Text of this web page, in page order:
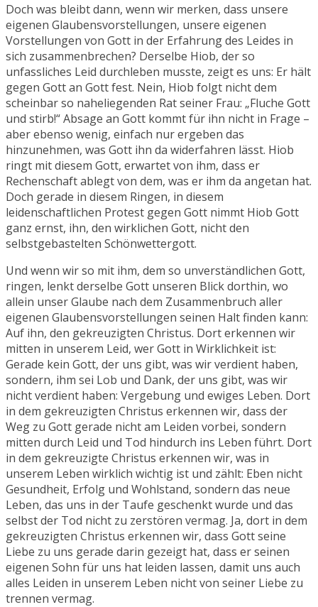
Doch was bleibt dann, wenn wir merken, dass unsere
eigenen Glaubensvorstellungen, unsere eigenen
Vorstellungen von Gott in der Erfahrung des Leides in
sich zusammenbrechen? Derselbe Hiob, der so
unfassliches Leid durchleben musste, zeigt es uns: Er hält
gegen Gott an Gott fest. Nein, Hiob folgt nicht dem
scheinbar so naheliegenden Rat seiner Frau: „Fluche Gott
und stirb!“ Absage an Gott kommt für ihn nicht in Frage –
aber ebenso wenig, einfach nur ergeben das
hinzunehmen, was Gott ihn da widerfahren lässt. Hiob
ringt mit diesem Gott, erwartet von ihm, dass er
Rechenschaft ablegt von dem, was er ihm da angetan hat.
Doch gerade in diesem Ringen, in diesem
leidenschaftlichen Protest gegen Gott nimmt Hiob Gott
ganz ernst, ihn, den wirklichen Gott, nicht den
selbstgebastelten Schönwettergott.
Und wenn wir so mit ihm, dem so unverständlichen Gott,
ringen, lenkt derselbe Gott unseren Blick dorthin, wo
allein unser Glaube nach dem Zusammenbruch aller
eigenen Glaubensvorstellungen seinen Halt finden kann:
Auf ihn, den gekreuzigten Christus. Dort erkennen wir
mitten in unserem Leid, wer Gott in Wirklichkeit ist:
Gerade kein Gott, der uns gibt, was wir verdient haben,
sondern, ihm sei Lob und Dank, der uns gibt, was wir
nicht verdient haben: Vergebung und ewiges Leben. Dort
in dem gekreuzigten Christus erkennen wir, dass der
Weg zu Gott gerade nicht am Leiden vorbei, sondern
mitten durch Leid und Tod hindurch ins Leben führt. Dort
in dem gekreuzigte Christus erkennen wir, was in
unserem Leben wirklich wichtig ist und zählt: Eben nicht
Gesundheit, Erfolg und Wohlstand, sondern das neue
Leben, das uns in der Taufe geschenkt wurde und das
selbst der Tod nicht zu zerstören vermag. Ja, dort in dem
gekreuzigten Christus erkennen wir, dass Gott seine
Liebe zu uns gerade darin gezeigt hat, dass er seinen
eigenen Sohn für uns hat leiden lassen, damit uns auch
alles Leiden in unserem Leben nicht von seiner Liebe zu
trennen vermag.